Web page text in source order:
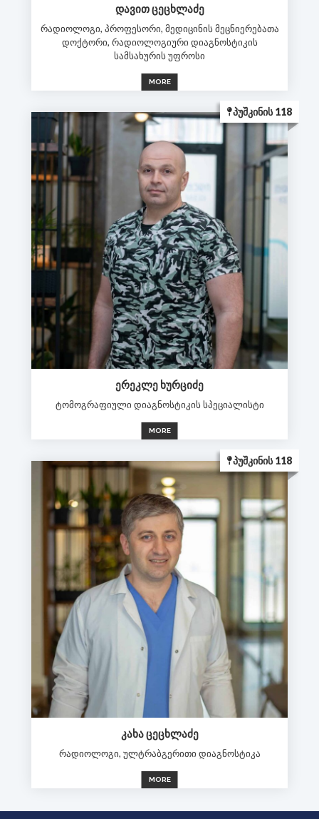
ᲓᲐᲕᲘᲗ ᲪᲔᲪᲮᲚᲐᲫᲔ
რადიოლოგი, პროფესორი, მედიცინის მეცნიერებათა
დოქტორი, რადიოლოგიური დიაგნოსტიკის
სამსახურის უფროსი
MORE
ᲞᲣᲨᲙᲘᲜᲘᲡ 118
ᲔᲠᲔᲙᲚᲔ ᲮᲣᲠᲪᲘᲫᲔ
ტომოგრაფიული დიაგნოსტიკის სპეციალისტი
MORE
ᲞᲣᲨᲙᲘᲜᲘᲡ 118
ᲙᲐᲮᲐ ᲪᲔᲪᲮᲚᲐᲫᲔ
რადიოლოგი, ულტრაბგერითი დიაგნოსტიკა
MORE